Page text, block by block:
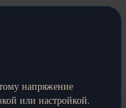
напряжение
или настройкой.